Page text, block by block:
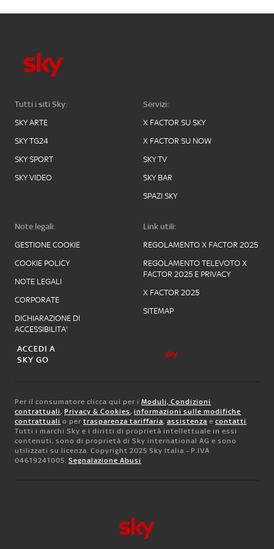
Tutti i siti Sky:
SKY ARTE
SKY TG24
SKY SPORT
SKY VIDEO
Servizi:
X FACTOR SU SKY
X FACTOR SU NOW
SKY TV
SKY BAR
SPAZI SKY
Note legali:
GESTIONE COOKIE
COOKIE POLICY
NOTE LEGALI
CORPORATE
DICHIARAZIONE DI
ACCESSIBILITA'
Link utili:
REGOLAMENTO X FACTOR 2025
REGOLAMENTO TELEVOTO X
FACTOR 2025 E PRIVACY
X FACTOR 2025
SITEMAP
ACCEDI A
SKY GO
Per il consumatore clicca qui per i Moduli, Condizioni
contrattuali, Privacy & Cookies, informazioni sulle modifiche
contrattuali o per trasparenza tariffaria, assistenza e contatti.
Tutti i marchi Sky e i diritti di proprietà intellettuale in essi
contenuti, sono di proprietà di Sky international AG e sono
utilizzati su licenza. Copyright 2025 Sky Italia - P.IVA
04619241005. Segnalazione Abusi